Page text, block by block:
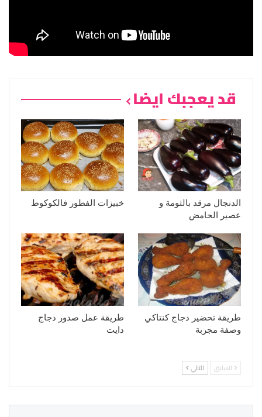
قد يعجبك ايضا
الدنجال مرقد بالثومة و
عصير الحامض
خبيزات الفطور فالكوكوط
طريقة تحضير دجاج كنتاكي
وصفة مجربة
طريقة عمل صدور دجاج
دايت
السابق التالي